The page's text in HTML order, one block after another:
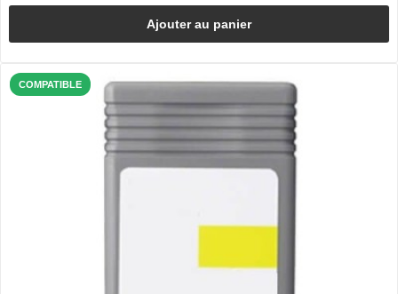
Ajouter au panier
COMPATIBLE